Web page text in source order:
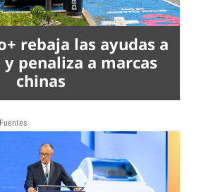
rebaja las ayudas a
penaliza a marcas
chinas